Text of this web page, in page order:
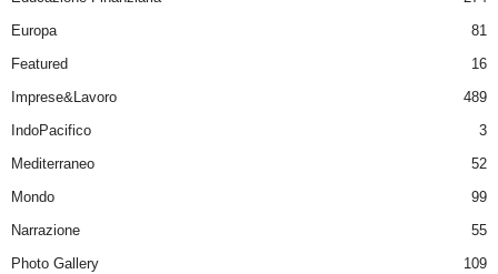
Europa
81
Featured
16
Imprese&Lavoro
489
IndoPacifico
3
Mediterraneo
52
Mondo
99
Narrazione
55
Photo Gallery
109